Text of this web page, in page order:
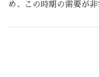
め、この時期の需要が非